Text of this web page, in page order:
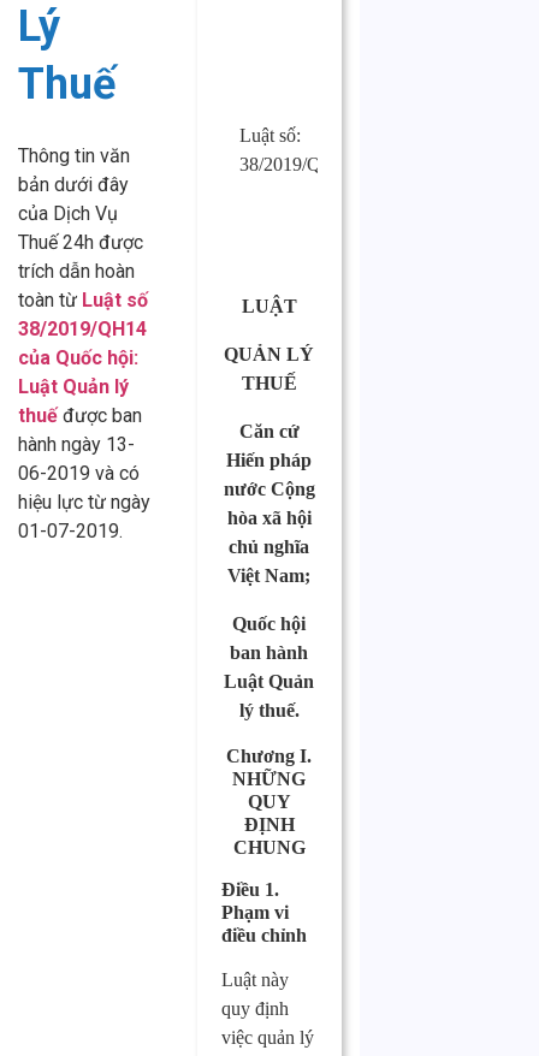
Lý
Thuế
Thông tin văn
bản dưới đây
của Dịch Vụ
Thuế 24h được
trích dẫn hoàn
toàn từ Luật số
38/2019/QH14
của Quốc hội:
Luật Quản lý
thuế được ban
hành ngày 13-
06-2019 và có
hiệu lực từ ngày
01-07-2019.
Luật số:
38/2019/QH14
LUẬT
QUẢN LÝ
THUẾ
Căn cứ
Hiến pháp
nước Cộng
hòa xã hội
chủ nghĩa
Việt Nam;
Quốc hội
ban hành
Luật Quản
lý thuế.
Chương I.
NHỮNG
QUY
ĐỊNH
CHUNG
Điều 1.
Phạm vi
điều chỉnh
Luật này
quy định
việc quản lý